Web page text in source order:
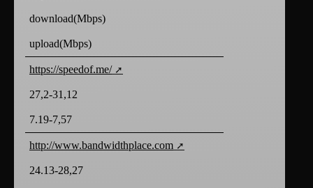
download(Mbps)
upload(Mbps)
https://speedof.me/
27,2-31,12
7.19-7,57
http://www.bandwidthplace.com
24.13-28,27